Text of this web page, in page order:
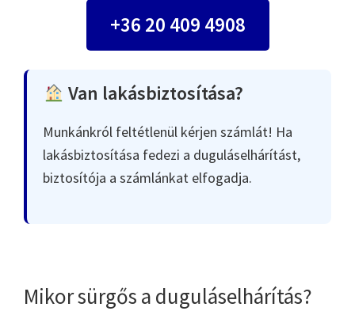
+36 20 409 4908
Van lakásbiztosítása?
Munkánkról feltétlenül kérjen számlát! Ha
lakásbiztosítása fedezi a duguláselhárítást,
biztosítója a számlánkat elfogadja.
Mikor sürgős a duguláselhárítás?